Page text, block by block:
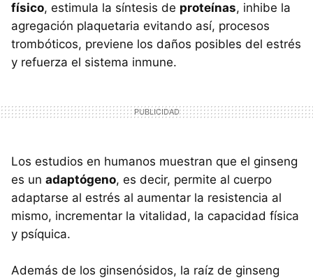
físico, estimula la síntesis de proteínas, inhibe la
agregación plaquetaria evitando así, procesos
trombóticos, previene los daños posibles del estrés
y refuerza el sistema inmune.
Los estudios en humanos muestran que el ginseng
es un adaptógeno, es decir, permite al cuerpo
adaptarse al estrés al aumentar la resistencia al
mismo, incrementar la vitalidad, la capacidad física
y psíquica.
Además de los ginsenósidos, la raíz de ginseng